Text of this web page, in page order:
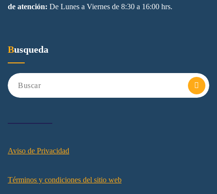
de atención: De Lunes a Viernes de 8:30 a 16:00 hrs.
Busqueda
Aviso de Privacidad
Términos y condiciones del sitio web